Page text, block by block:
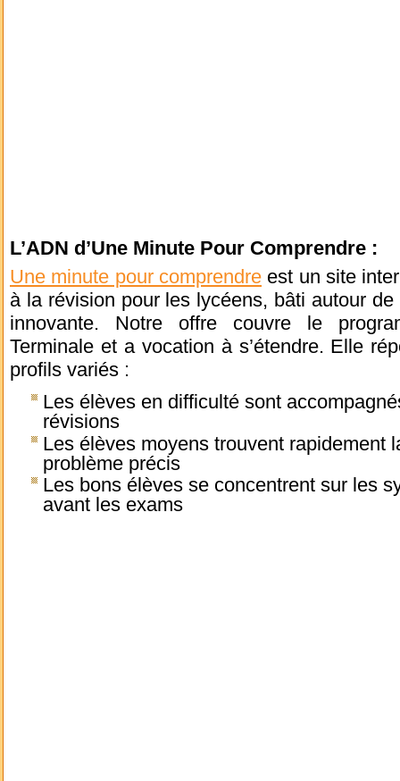
L’ADN d’Une Minute Pour Comprendre :
Une minute pour comprendre est un site
à la révision pour les lycéens, bâti autour
innovante. Notre offre couvre le
Terminale et a vocation à s’étendre. Elle
profils variés :
Les élèves en difficulté sont
révisions
Les élèves moyens trouvent rapidement
problème précis
Les bons élèves se concentrent sur les
avant les exams